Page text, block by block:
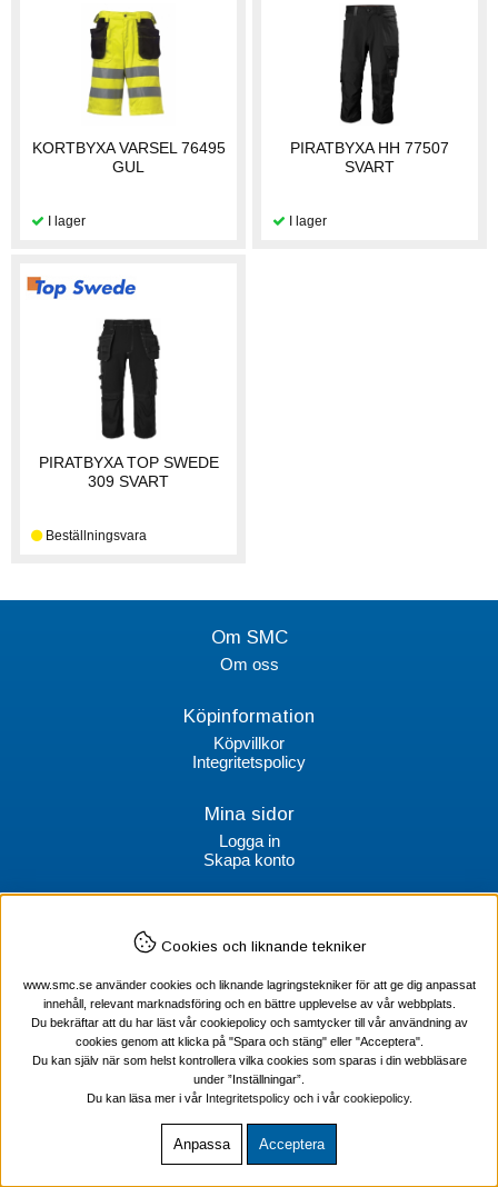
KORTBYXA VARSEL 76495
GUL
PIRATBYXA HH 77507
SVART
PIRATBYXA TOP SWEDE
309 SVART
Om SMC
Om oss
Köpinformation
Köpvillkor
Integritetspolicy
Mina sidor
Logga in
Skapa konto
SMC Stockholms Maskincentral AB
100 64 Stockholm
Tel Verktyg: 08-578 55 230
Tel Värmekabel: 08-578 55 240
Cookies och liknande tekniker
www.smc.se använder cookies och liknande lagringstekniker för att ge dig anpassat
innehåll, relevant marknadsföring och en bättre upplevelse av vår webbplats.
Du bekräftar att du har läst vår cookiepolicy och samtycker till vår användning av
cookies genom att klicka på "Spara och stäng" eller "Acceptera".
Du kan själv när som helst kontrollera vilka cookies som sparas i din webbläsare
under ”Inställningar”.
Du kan läsa mer i vår Integritetspolicyoch i vår cookiepolicy.
Anpassa Acceptera